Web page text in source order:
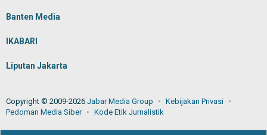
Banten Media
IKABARI
Liputan Jakarta
Copyright © 2009-2026 Jabar Media Group
Kebijakan Privasi
Pedoman Media Siber
Kode Etik Jurnalistik